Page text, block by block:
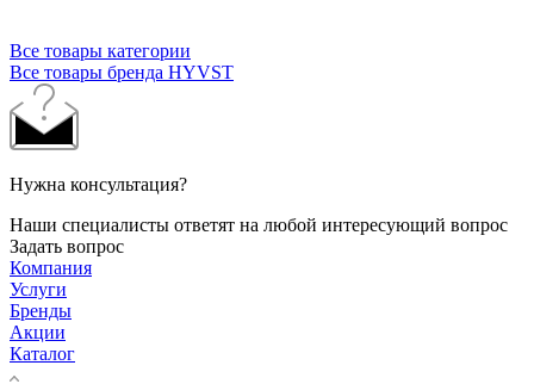
Все товары категории
Все товары бренда HYVST
Нужна консультация?
Наши специалисты ответят на любой интересующий вопрос
Задать вопрос
Компания
Услуги
Бренды
Акции
Каталог